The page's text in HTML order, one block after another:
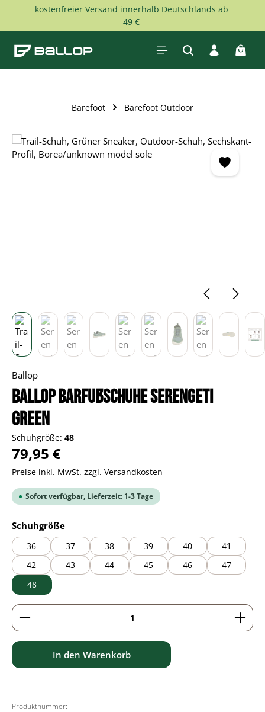
Zum Hauptinhalt springen
kostenfreier Versand innerhalb Deutschlands ab
49 €
Barefoot Barefoot Outdoor
Bildergalerie überspringen
Ballop
BALLOP Barfußschuhe Serengeti
green
Schuhgröße: 48
Regulärer Preis:
79,95 €
Preise inkl. MwSt. zzgl. Versandkosten
Sofort verfügbar, Lieferzeit: 1-3 Tage
Schuhgrößeauswählen
36 37 38 39 40
41
42
43 44 45 46
47
48
Produkt Anzahl: Gib den gewünschten Wert ein
In den Warenkorb
Produktnummer: